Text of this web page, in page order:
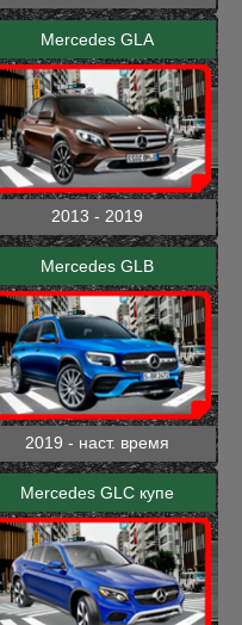
Mercedes GLA
2013 - 2019
Mercedes GLB
2019 - наст. время
Mercedes GLC купе